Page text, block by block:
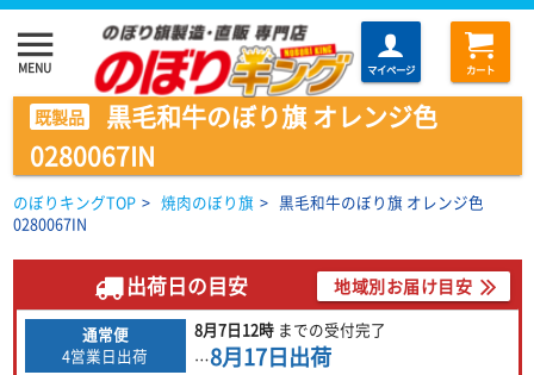
menu
MENU マイページ カート
既製品
黒毛和牛のぼり旗 オレンジ色
0280067IN
のぼりキングTOP > 焼肉のぼり旗 > 黒毛和牛のぼり旗 オレンジ色
0280067IN
出荷日の目安 地域別お届け目安
通常便
4営業日出荷
8月7日12時 までの受付完了
…8月17日出荷